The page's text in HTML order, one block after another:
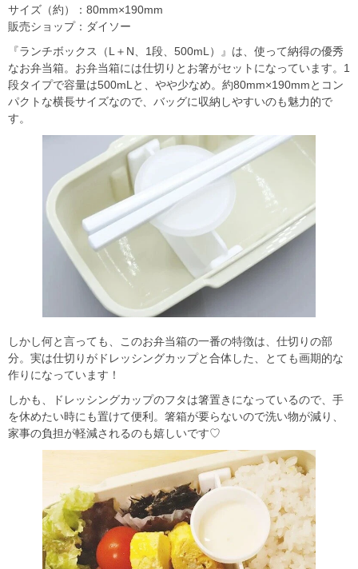
サイズ（約）：80mm×190mm
販売ショップ：ダイソー
『ランチボックス（L＋N、1段、500mL）』は、使って納得の優秀
なお弁当箱。お弁当箱には仕切りとお箸がセットになっています。1
段タイプで容量は500mLと、やや少なめ。約80mm×190mmとコン
パクトな横長サイズなので、バッグに収納しやすいのも魅力的で
す。
しかし何と言っても、このお弁当箱の一番の特徴は、仕切りの部
分。実は仕切りがドレッシングカップと合体した、とても画期的な
作りになっています！
しかも、ドレッシングカップのフタは箸置きになっているので、手
を休めたい時にも置けて便利。箸箱が要らないので洗い物が減り、
家事の負担が軽減されるのも嬉しいです♡